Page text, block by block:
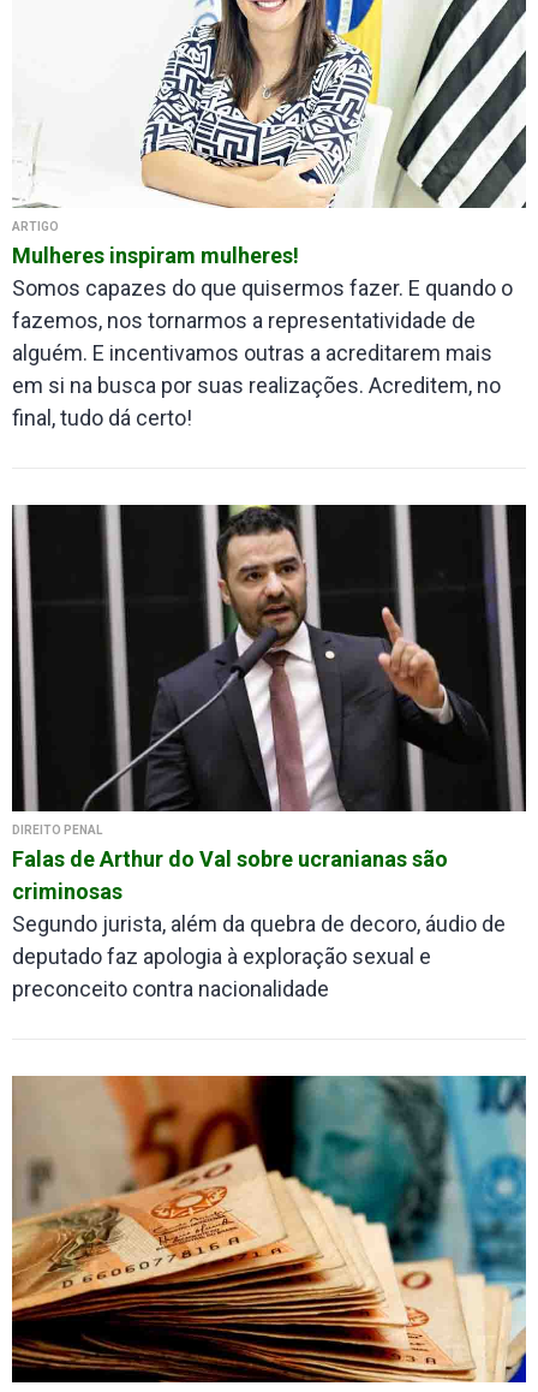
ARTIGO
Mulheres inspiram mulheres!
Somos capazes do que quisermos fazer. E quando o
fazemos, nos tornarmos a representatividade de
alguém. E incentivamos outras a acreditarem mais
em si na busca por suas realizações. Acreditem, no
final, tudo dá certo!
DIREITO PENAL
Falas de Arthur do Val sobre ucranianas são
criminosas
Segundo jurista, além da quebra de decoro, áudio de
deputado faz apologia à exploração sexual e
preconceito contra nacionalidade